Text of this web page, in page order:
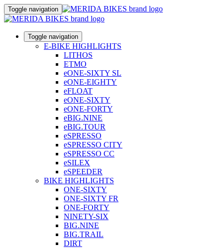
Toggle navigation
Toggle navigation
E-BIKE HIGHLIGHTS
LITHOS
ETMO
eONE-SIXTY SL
eONE-EIGHTY
eFLOAT
eONE-SIXTY
eONE-FORTY
eBIG.NINE
eBIG.TOUR
eSPRESSO
eSPRESSO CITY
eSPRESSO CC
eSILEX
eSPEEDER
BIKE HIGHLIGHTS
ONE-SIXTY
ONE-SIXTY FR
ONE-FORTY
NINETY-SIX
BIG.NINE
BIG.TRAIL
DIRT